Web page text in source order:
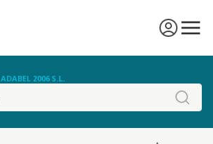
ADABEL 2006 S.L.